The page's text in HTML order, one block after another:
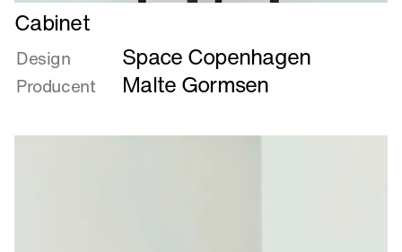
Læs
mere
om
Cabinet
Cabinet
Design Space Copenhagen
Producent Malte Gormsen